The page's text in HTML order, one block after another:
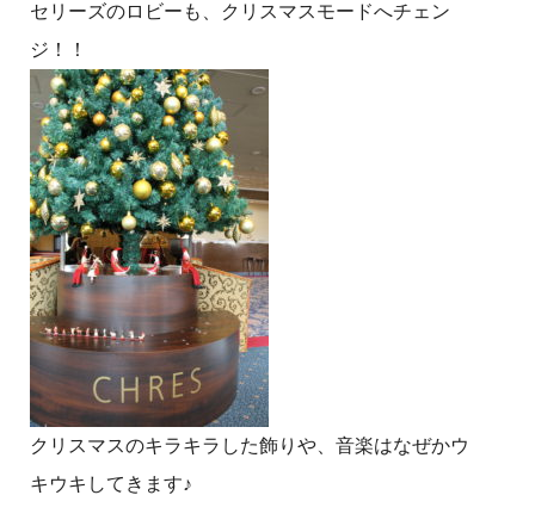
セリーズのロビーも、クリスマスモードへチェン
ジ！！
クリスマスのキラキラした飾りや、音楽はなぜかウ
キウキしてきます♪